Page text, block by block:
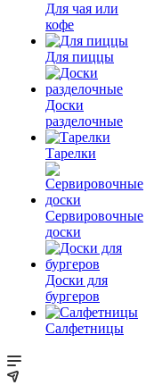
Для чая или
кофе
Для пиццы
Доски
разделочные
Тарелки
Сервировочные
доски
Доски для
бургеров
Салфетницы